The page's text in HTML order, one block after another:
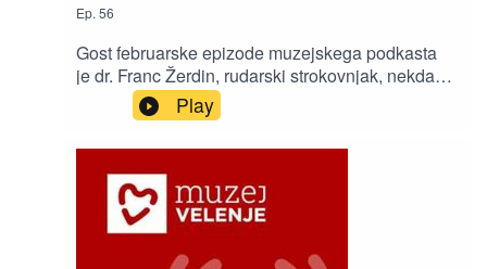
Ep. 56
Gost februarske epizode muzejskega podkasta
je dr. Franc Žerdin, rudarski strokovnjak, nekdanji
direktor Premogovnika Velenje ter svetnik
Mestne občine Velenje.
Play